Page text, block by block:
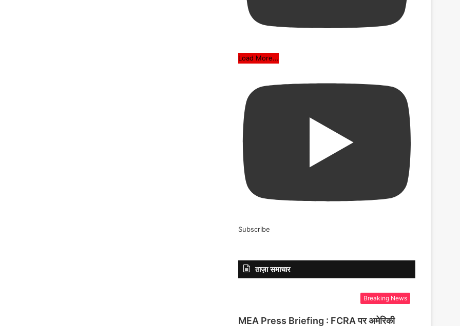
Load More...
Subscribe
ताज़ा समाचार
Breaking News
MEA Press Briefing : FCRA पर अमेरिकी